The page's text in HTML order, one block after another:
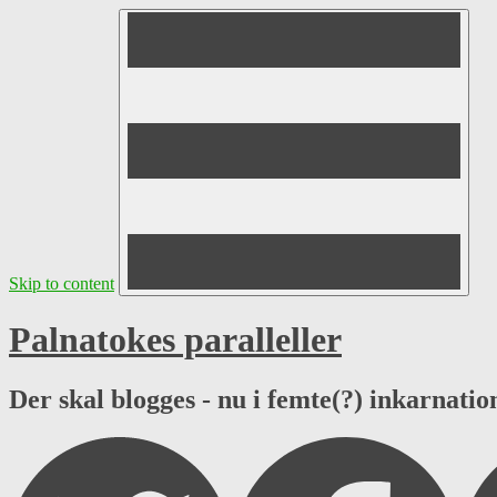
Skip to content
Palnatokes paralleller
Der skal blogges - nu i femte(?)